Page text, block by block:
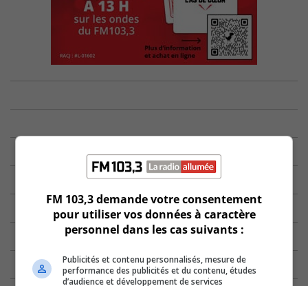
FM 103,3 demande votre consentement
pour utiliser vos données à caractère
personnel dans les cas suivants :
Publicités et contenu personnalisés, mesure de
performance des publicités et du contenu, études
d’audience et développement de services